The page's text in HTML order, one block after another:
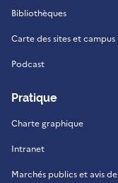
Bibliothèques
Carte des sites et campus
Podcast
Pratique
Charte graphique
Intranet
Marchés publics et avis